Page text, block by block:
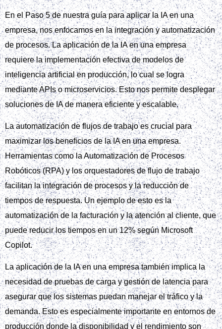
En el Paso 5 de nuestra guía para aplicar la IA en una
empresa, nos enfocamos en la integración y automatización
de procesos. La aplicación de la IA en una empresa
requiere la implementación efectiva de modelos de
inteligencia artificial en producción, lo cual se logra
mediante APIs o microservicios. Esto nos permite desplegar
soluciones de IA de manera eficiente y escalable.
La automatización de flujos de trabajo es crucial para
maximizar los beneficios de la IA en una empresa.
Herramientas como la Automatización de Procesos
Robóticos (RPA) y los orquestadores de flujo de trabajo
facilitan la integración de procesos y la reducción de
tiempos de respuesta. Un ejemplo de esto es la
automatización de la facturación y la atención al cliente, que
puede reducir los tiempos en un 12% según Microsoft
Copilot.
La aplicación de la IA en una empresa también implica la
necesidad de pruebas de carga y gestión de latencia para
asegurar que los sistemas puedan manejar el tráfico y la
demanda. Esto es especialmente importante en entornos de
producción donde la disponibilidad y el rendimiento son